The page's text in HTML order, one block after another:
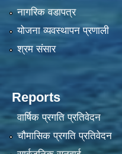
नागरिक वडापत्र
योजना व्यवस्थापन प्रणाली
श्रम संसार
Reports
वार्षिक प्रगति प्रतिवेदन
चौमासिक प्रगति प्रतिवेदन